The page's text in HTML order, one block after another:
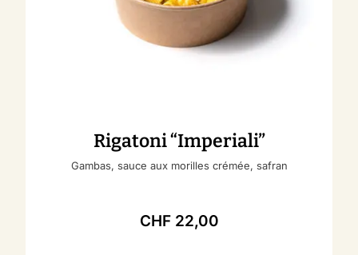
Rigatoni “Imperiali”
Gambas, sauce aux morilles crémée, safran
CHF22,00